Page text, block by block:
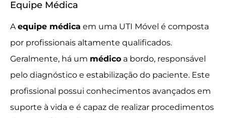
Equipe Médica
Aequipe médica em uma UTI Móvel é composta
por profissionais altamente qualificados.
Geralmente, há um médico a bordo, responsável
pelo diagnóstico e estabilização do paciente. Este
profissional possui conhecimentos avançados em
suporte à vida e é capaz de realizar procedimentos